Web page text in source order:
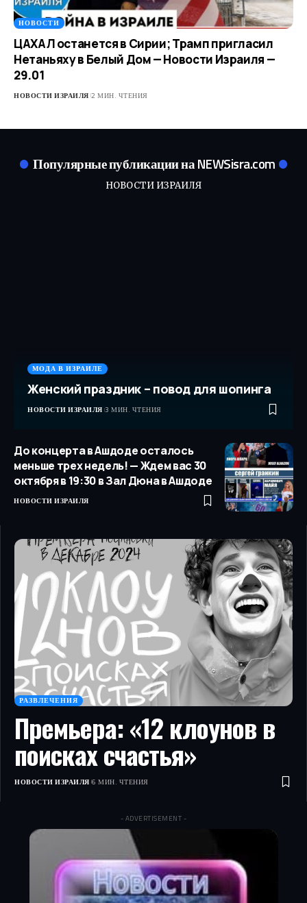
НОВОСТИ
ЦАХАЛ останется в Сирии; Трамп пригласил
Нетаньяху в Белый Дом — Новости Израиля —
29.01
НОВОСТИ ИЗРАИЛЯ 2 МИН. ЧТЕНИЯ
Популярные публикации на NEWSisra.com
НОВОСТИ ИЗРАИЛЯ
МОДА В ИЗРАИЛЕ
Женский праздник – повод для шопинга
НОВОСТИ ИЗРАИЛЯ 3 МИН. ЧТЕНИЯ
До концерта в Ашдоде осталось
меньше трех недель! — Ждем вас 30
октября в 19:30 в Зал Дюна в Ашдоде
НОВОСТИ ИЗРАИЛЯ
РАЗВЛЕЧЕНИЯ
Премьера: «12 клоунов в
поисках счастья»
НОВОСТИ ИЗРАИЛЯ 6 МИН. ЧТЕНИЯ
- ADVERTISEMENT -